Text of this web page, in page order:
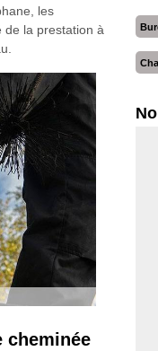
les
de la prestation à
cheminée